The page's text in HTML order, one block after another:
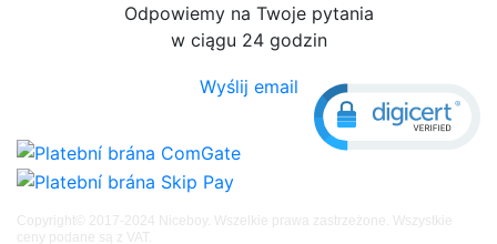
Odpowiemy na Twoje pytania
w ciągu 24 godzin
Wyślij email
Copyright© 2017-2024 Niceboy. Wszelkie prawa zastrzeżone. Wszystkie
ceny podane są z VAT.